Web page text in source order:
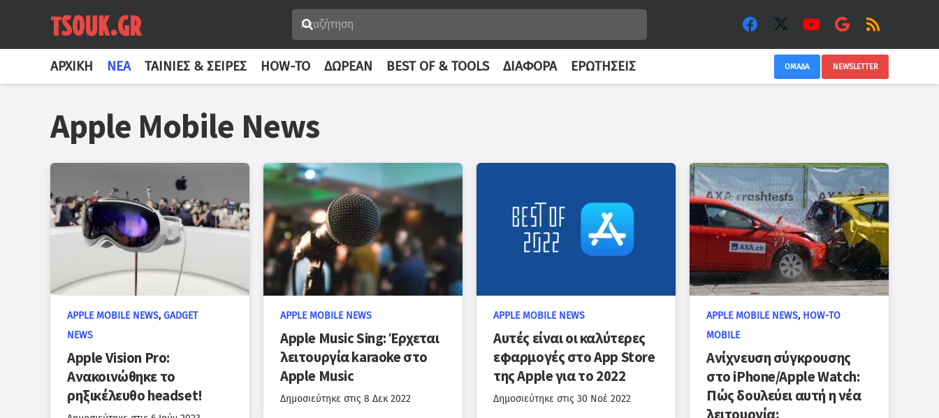
ΑΡΧΙΚΉ ΝΈΑ ΤΑΙΝΊΕΣ & ΣΕΙΡΈΣ HOW-TO ΔΩΡΕΆΝ BEST OF & TOOLS ΔΙΆΦΟΡΑ ΕΡΩΤΉΣΕΙΣ ΟΜΑΔΑ NEWSLETTER
Apple Mobile News
APPLE MOBILE NEWS,GADGET
NEWS
Apple Vision Pro:
Ανακοινώθηκε το
ρηξικέλευθο headset!
APPLE MOBILE NEWS
Apple Music Sing: Έρχεται
λειτουργία karaoke στο
Apple Music
Δημοσιεύτηκε στις 8 Δεκ 2022
APPLE MOBILE NEWS
Αυτές είναι οι καλύτερες
εφαρμογές στο App Store
της Apple για το 2022
Δημοσιεύτηκε στις 30 Νοέ 2022
APPLE MOBILE NEWS, HOW-TO
MOBILE
Ανίχνευση σύγκρουσης
στο iPhone/Apple Watch:
Πώς δουλεύει αυτή η νέα
λειτουργία;